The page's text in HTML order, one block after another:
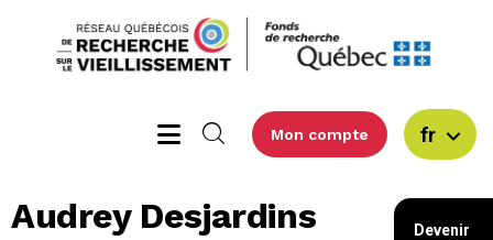
Mon compte fr
Audrey Desjardins
Devenir